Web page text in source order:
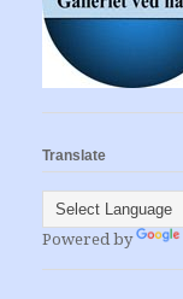
Translate
Powered by